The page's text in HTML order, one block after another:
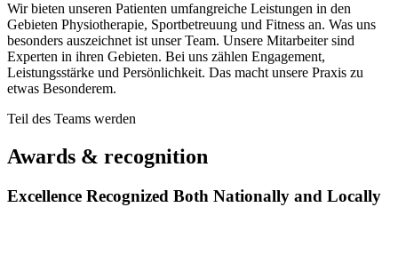
Wir bieten unseren Patienten umfangreiche Leistungen in den
Gebieten Physiotherapie, Sportbetreuung und Fitness an. Was uns
besonders auszeichnet ist unser Team. Unsere Mitarbeiter sind
Experten in ihren Gebieten. Bei uns zählen Engagement,
Leistungsstärke und Persönlichkeit. Das macht unsere Praxis zu
etwas Besonderem.
Teil des Teams werden
Awards & recognition
Excellence Recognized Both Nationally and Locally